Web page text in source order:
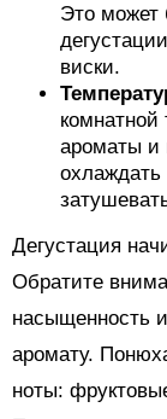
Это может
виски.
комнатной
ароматы и
охлаждать
Дегустация
Обратите
насыщенность
аромату.
ноты: